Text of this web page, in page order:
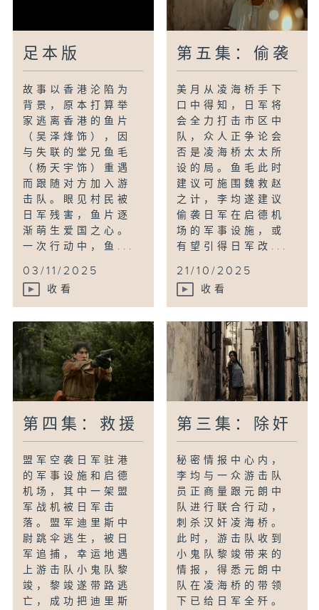
足本版
故事以香港沦陷为
背景，原本打算举
家逃离香港的鱼片
（吴泽烽饰），因
与失联的堂兄鱼毛
（杨天宇饰）重遇
而跟随对方加入游
击队。眼见村民被
日军残害，鱼片逐
渐萌生爱国之心。
一次行动中，鱼...
03/11/2025
收看
第五集：偷袭
美月从凌海桥手下
口中得知，日军将
会全力打击市区中
队，众人正争论会
否是凌海桥太太所
设的局。鱼毛此时
建议可施围魏救赵
之计，李均遂建议
偷袭日军在启德机
场的军事设施，或
有望引得日军改...
21/10/2025
收看
第四集：救援
盟军空袭日军驻港
的军事设施和启德
机场，其中一架盟
军战机被日军击
落。盟军迪里斯中
尉跳伞逃生，被日
军追捕，幸运地遇
上游击队小鬼队黎
竣，黎竣遂带路逃
亡，成功把迪里斯
第三集：除奸
秘密情报中心内，
李均与一众游击队
员正商量跟元朗中
队进行联合行动，
刺杀汉奸凌海桥。
此时，游击队收到
小鬼队黎竣带来的
情报，得悉元朗中
队在凌海桥的带领
下已给日军全歼。